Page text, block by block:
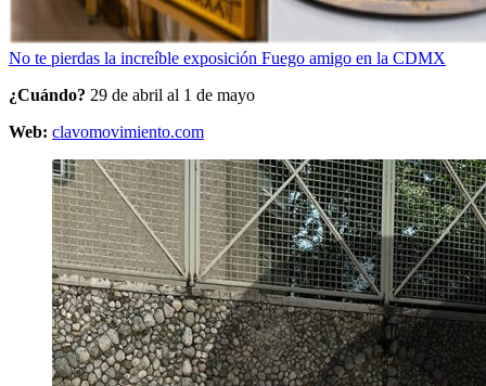
No te pierdas la increíble exposición Fuego amigo en la CDMX
¿Cuándo? 29 de abril al 1 de mayo
Web: clavomovimiento.com